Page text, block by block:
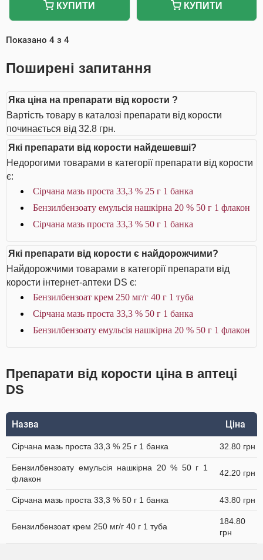
КУПИТИ КУПИТИ
Показано 4 з 4
Поширені запитання
Яка ціна на препарати від корости ?
Вартість товару в каталозі препарати від корости
починається від 32.8 грн.
Які препарати від корости найдешевші?
Недорогими товарами в категорії препарати від корости
є:
Сірчана мазь проста 33,3 % 25 г 1 банка
Бензилбензоату емульсія нашкірна 20 % 50 г 1 флакон
Сірчана мазь проста 33,3 % 50 г 1 банка
Які препарати від корости є найдорожчими?
Найдорожчими товарами в категорії препарати від
корости інтернет-аптеки DS є:
Бензилбензоат крем 250 мг/г 40 г 1 туба
Сірчана мазь проста 33,3 % 50 г 1 банка
Бензилбензоату емульсія нашкірна 20 % 50 г 1 флакон
Препарати від корости ціна в аптеці
DS
Назва Ціна
Сірчана мазь проста 33,3 % 25 г 1 банка 32.80 грн
Бензилбензоату емульсія нашкірна 20 % 50 г 1
флакон
42.20 грн
Сірчана мазь проста 33,3 % 50 г 1 банка 43.80 грн
Бензилбензоат крем 250 мг/г 40 г 1 туба
184.80
грн